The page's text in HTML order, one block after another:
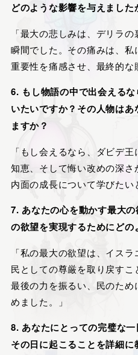
どのような影響を与えました
「最大の悲しみは、デリラ
瞬間でした。その痛みは、
重要性を痛感させ、最終的な
6. もし物語の中で出会える
いたいですか？その人物は
ますか？
「もし会えるなら、ダビデ
知恵、そして悔い改めの深さ
内面の成長について学びたい
7. あなたの心を動かす最大
の欲望を実現するためにどの
「私の最大の欲望は、イス
民としての尊厳を取り戻す
最後の力を振るい、民のた
めました。」
8. あなたにとっての完璧な
その日に起こることを詳細に